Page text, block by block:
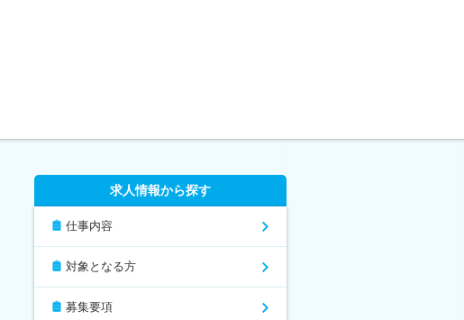
求人情報から探す
仕事内容
対象となる方
募集要項